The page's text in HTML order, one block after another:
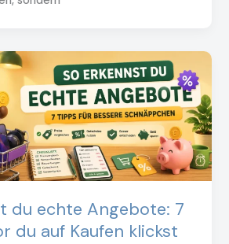
du echte Angebote: 7
du auf Kaufen klickst